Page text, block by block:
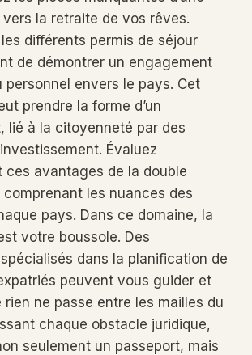
la retraite de vos rêves.
différents permis de séjour
de démontrer un engagement
personnel envers le pays. Cet
prendre la forme d’un
lié à la citoyenneté par des
Évaluez
ces avantages de la double
les nuances des
pays. Dans ce domaine, la
votre boussole. Des
dans la planification de
peuvent vous guider et
ne passe entre les mailles du
chaque obstacle juridique,
seulement un passeport, mais